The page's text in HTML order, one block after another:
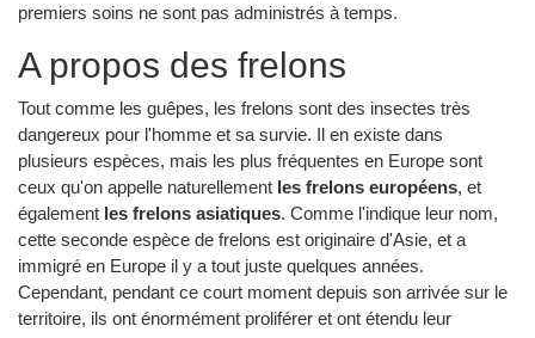
premiers soins ne sont pas administrés à temps.
A propos des frelons
Tout comme les guêpes, les frelons sont des insectes très
dangereux pour l'homme et sa survie. Il en existe dans
plusieurs espèces, mais les plus fréquentes en Europe sont
ceux qu'on appelle naturellement les frelons européens, et
également les frelons asiatiques. Comme l'indique leur nom,
cette seconde espèce de frelons est originaire d'Asie, et a
immigré en Europe il y a tout juste quelques années.
Cependant, pendant ce court moment depuis son arrivée sur le
territoire, ils ont énormément proliférer et ont étendu leur